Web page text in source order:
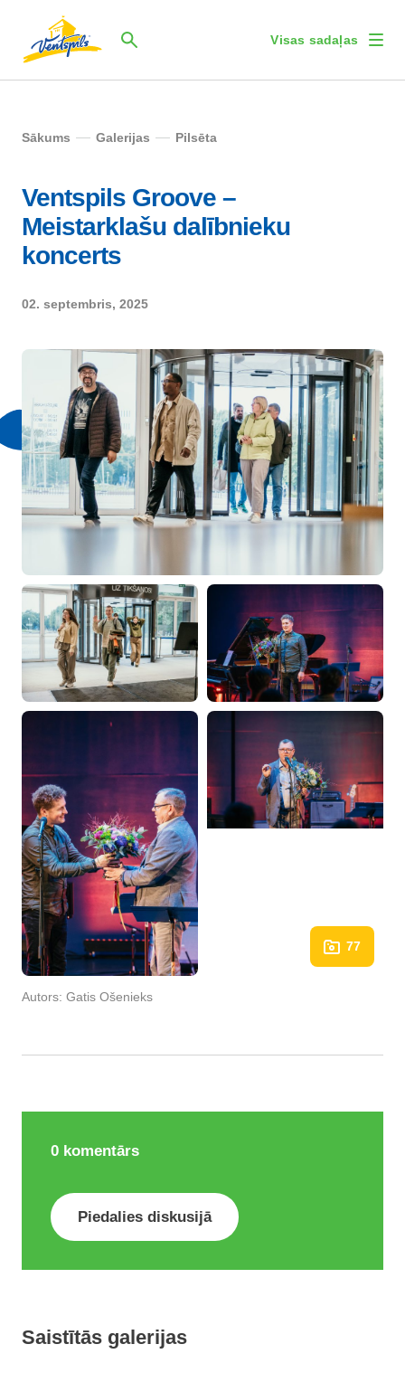
Visas sadaļas
Sākums Galerijas Pilsēta
Ventspils Groove –
Meistarklašu dalībnieku
koncerts
02. septembris, 2025
77
Autors: Gatis Ošenieks
0 komentārs
Piedalies diskusijā
Saistītās galerijas